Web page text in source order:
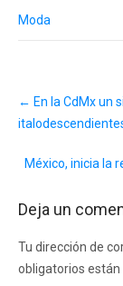
Moda
navigation
← En la CdMx un
México, inicia la
Deja un
Tu dirección de
obligatorios